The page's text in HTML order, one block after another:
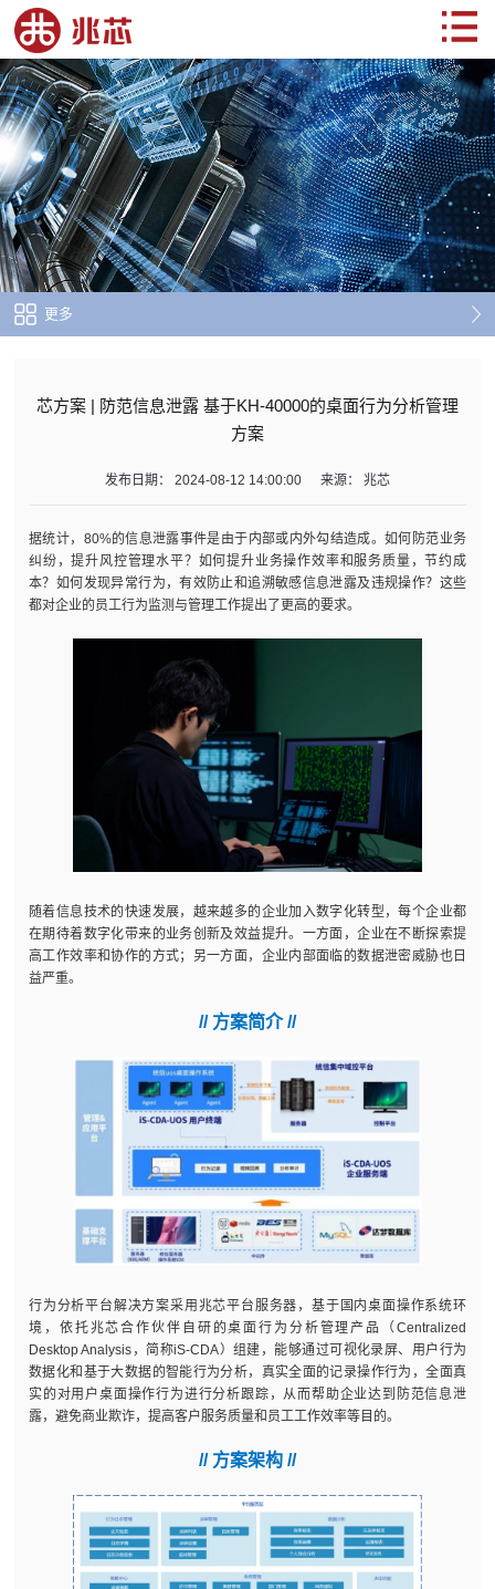
更多
芯方案 | 防范信息泄露 基于KH-40000的桌面行为分析管理
方案
发布日期： 2024-08-12 14:00:00 来源： 兆芯
据统计，80%的信息泄露事件是由于内部或内外勾结造成。如何防范业务
纠纷，提升风控管理水平？如何提升业务操作效率和服务质量，节约成
本？如何发现异常行为，有效防止和追溯敏感信息泄露及违规操作？这些
都对企业的员工行为监测与管理工作提出了更高的要求。
随着信息技术的快速发展，越来越多的企业加入数字化转型，每个企业都
在期待着数字化带来的业务创新及效益提升。一方面，企业在不断探索提
高工作效率和协作的方式；另一方面，企业内部面临的数据泄密威胁也日
益严重。
// 方案简介 //
行为分析平台解决方案采用兆芯平台服务器，基于国内桌面操作系统环
境，依托兆芯合作伙伴自研的桌面行为分析管理产品（Centralized
Desktop Analysis，简称iS-CDA）组建，能够通过可视化录屏、用户行为
数据化和基于大数据的智能行为分析，真实全面的记录操作行为，全面真
实的对用户桌面操作行为进行分析跟踪，从而帮助企业达到防范信息泄
露，避免商业欺诈，提高客户服务质量和员工工作效率等目的。
// 方案架构 //